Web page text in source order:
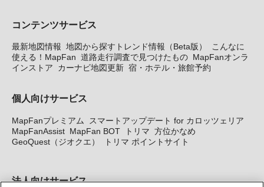
コンテンツサービス
最新地図情報 地図から探すトレンド情報（Beta版）
こんなに
使える！MapFan 道路走行調査で見つけたもの MapFanオンラ
インストア
カーナビ地図更新 宿・ホテル・旅館予約
個人向けサービス
MapFanプレミアム
スマートアップデート for カロッツェリア
MapFanAssist MapFan BOT トリマ 方位かなめ
GeoQuest（ジオクエ）
トリマ ポイントサイト
法人向けサービス